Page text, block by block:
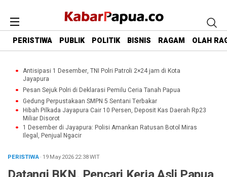
PERISTIWA PUBLIK POLITIK BISNIS RAGAM OLAH
Antisipasi 1 Desember, TNI Polri Patroli 2×24 jam di Kota
Jayapura
Pesan Sejuk Polri di Deklarasi Pemilu Ceria Tanah Papua
Gedung Perpustakaan SMPN 5 Sentani Terbakar
Hibah Pilkada Jayapura Cair 10 Persen, Deposit Kas Daerah Rp23
Miliar Disorot
1 Desember di Jayapura: Polisi Amankan Ratusan Botol Miras
Ilegal, Penjual Ngacir
PERISTIWA· 19 May 202622:38WIT